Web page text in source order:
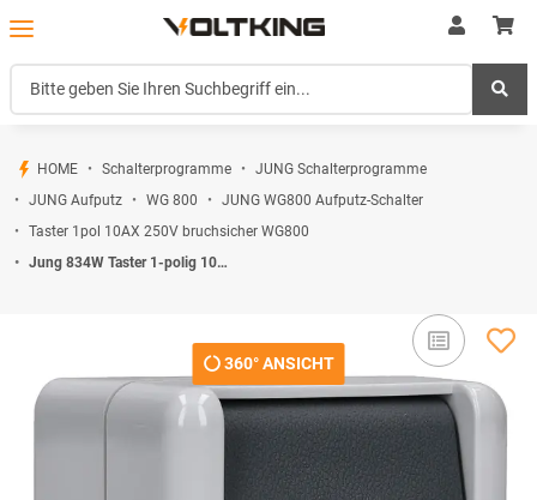
HOME Schalterprogramme
JUNG Schalterprogramme
JUNG Aufputz
WG 800
JUNG WG800 Aufputz-Schalter
Taster 1pol 10AX 250V bruchsicher WG800
Jung 834W Taster 1-polig 10 AX 250 V ~ Serie WG Aufputz
360° ANSICHT